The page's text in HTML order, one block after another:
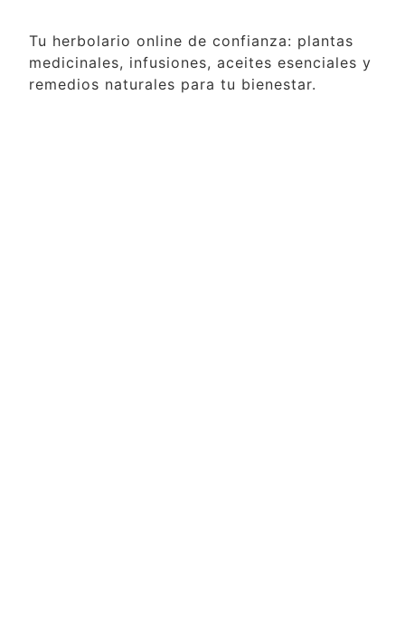
Tu herbolario online de confianza: plantas
medicinales, infusiones, aceites esenciales y
remedios naturales para tu bienestar.